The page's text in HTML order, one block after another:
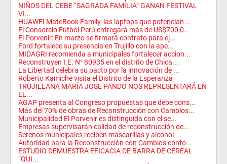
NIÑOS DEL CEBE “SAGRADA FAMILIA” GANAN FESTIVAL
VI...
HUAWEI MateBook Family, las laptops que potencian ...
El Consorcio Fútbol Perú entregará más de US$700,0...
El Porvenir: En marzo se firmará contrato para ej...
Ford fortalece su presencia en Trujillo con la ape...
MIDAGRI recomienda a municipales fortalecer accion...
Reconstruyen I.E. N° 80935 en el distrito de Chica...
La Libertad celebra su pacto por la innovación de ...
Roberto Kamiche visita el Distrito de la Esperanza
TRUJILLANA MARÍA JOSE PANDO NOS REPRESENTARÁ EN
EL...
AGAP presenta al Congreso propuestas que debe cons...
Más del 70% de obras de Reconstrucción con Cambios...
Municipalidad El Porvenir es distinguida con el se...
Empresas supervisarán calidad de reconstrucción de...
Serenos municipales reciben mascarillas y alcohol ...
Autoridad para la Reconstrucción con Cambios confo...
ESTUDIO DEMUESTRA EFICACIA DE BARRA DE CEREAL
“QUI...